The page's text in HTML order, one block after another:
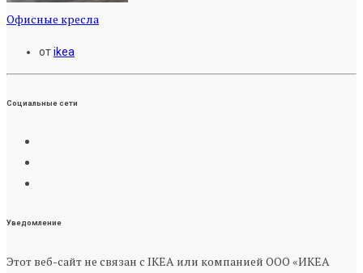
Офисные кресла
отikea
Социальные сети
Уведомление
Этот веб-сайт не связан с IKEA или компанией ООО «ИКЕА